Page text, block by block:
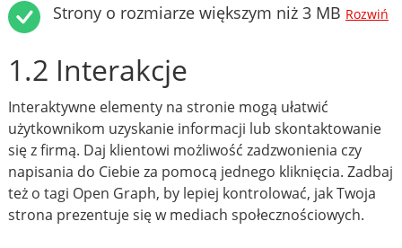
Strony o rozmiarze większym niż 3 MB Rozwiń
1.2 Interakcje
Interaktywne elementy na stronie mogą ułatwić
użytkownikom uzyskanie informacji lub skontaktowanie
się z firmą. Daj klientowi możliwość zadzwonienia czy
napisania do Ciebie za pomocą jednego kliknięcia. Zadbaj
też o tagi Open Graph, by lepiej kontrolować, jak Twoja
strona prezentuje się w mediach społecznościowych.